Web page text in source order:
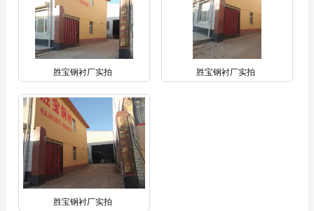
胜宝钢衬厂实拍 胜宝钢衬厂实拍
胜宝钢衬厂实拍